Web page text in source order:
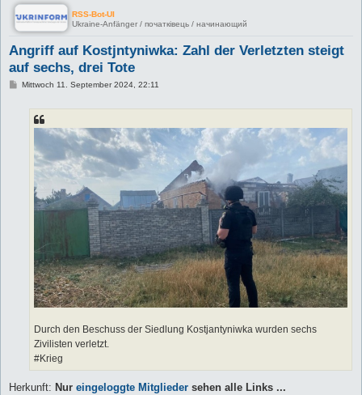
RSS-Bot-UI
Ukraine-Anfänger / початківець / начинающий
Angriff auf Kostjntyniwka: Zahl der Verletzten steigt
auf sechs, drei Tote
BMittwoch 11. September 2024, 22:11
Durch den Beschuss der Siedlung Kostjantyniwka wurden sechs
Zivilisten verletzt.
#Krieg
Herkunft: Nur eingeloggte Mitglieder sehen alle Links ...